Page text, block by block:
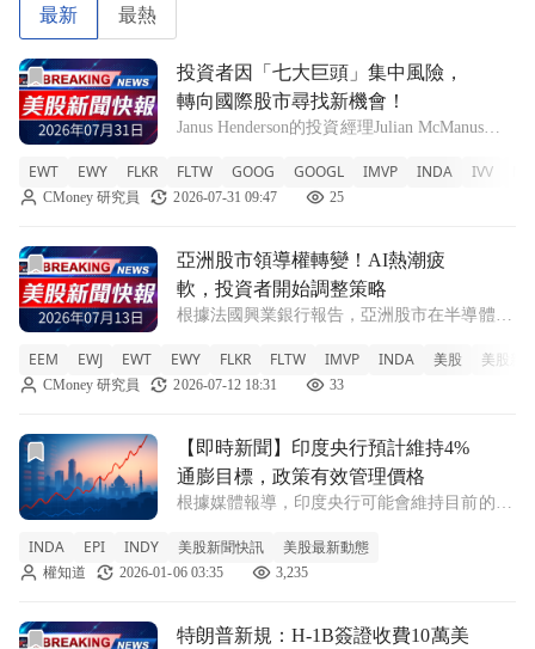
最新 最熱
前往投資者因「七大巨頭」集中風險，轉向國際股市尋找新
投資者因「七大巨頭」集中風險，
轉向國際股市尋找新機會！
Janus Henderson的投資經理Julian McManus表
場，以應對美國科技股過度集中的風險。
GOOG -0.62% EWT +5.13% EWY
EWT EWY FLKR FLTW GOOG GOOGL IMVP INDA IVV
CMoney 研究員 2026-07-31 09:47 25
前往亞洲股市領導權轉變！AI熱潮疲軟，投資者開始調整策
亞洲股市領導權轉變！AI熱潮疲
軟，投資者開始調整策略
根據法國興業銀行報告，亞洲股市在半導體驅
值問題引發關注。 EEM +0.18% EWJ +1.1%
EWT +1.09% EWY -0.67% FLKR -0.
EEM EWJ EWT EWY FLKR FLTW IMVP INDA 美股 美股新
CMoney 研究員 2026-07-12 18:31 33
前往【即時新聞】印度央行預計維持4%通膨目標，政策有效
【即時新聞】印度央行預計維持4%
通膨目標，政策有效管理價格
根據媒體報導，印度央行可能會維持目前的
格管理上相當有效。印度儲備銀行的政策框架
要求將通膨率維持在4%左右，這是政府要求
INDA EPI INDY 美股新聞快訊 美股最新動態
權知道 2026-01-06 03:35 3,235
前往特朗普新規：H-1B簽證收費10萬美元，科技業恐慌！文
特朗普新規：H-1B簽證收費10萬美